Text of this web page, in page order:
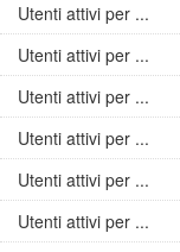
Utenti attivi per ...
Utenti attivi per ...
Utenti attivi per ...
Utenti attivi per ...
Utenti attivi per ...
Utenti attivi per ...